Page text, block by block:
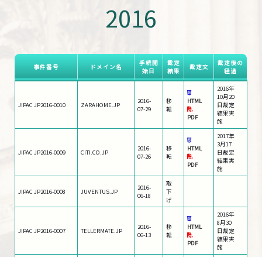
2016
事件番号 ドメイン名
手続開
始日
裁定
結果
裁定文
裁定後の
経過
JIPAC JP2016-0010 ZARAHOME.JP
2016-
07-29
移
転
HTML
PDF
2016年
10月20
日裁定
結果実
施
JIPAC JP2016-0009 CITI.CO.JP
2016-
07-26
移
転
HTML
PDF
2017年
3月17
日裁定
結果実
施
JIPAC JP2016-0008 JUVENTUS.JP
2016-
06-18
取
下
げ
JIPAC JP2016-0007 TELLERMATE.JP
2016-
06-13
移
転
HTML
PDF
2016年
8月30
日裁定
結果実
施